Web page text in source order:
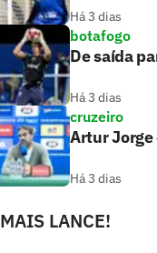
Há 3 dias
botafogo
De saída
Há 3 dias
cruzeiro
Artur Jorge
Há 3 dias
MAIS LANCE!